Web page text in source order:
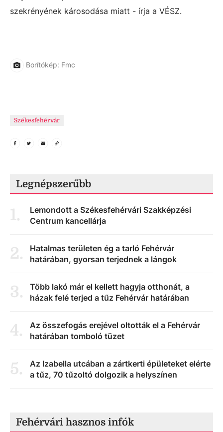
szekrényének károsodása miatt - írja a VÉSZ.
Borítókép: Fmc
Székesfehérvár
Legnépszerűbb
1.
Lemondott a Székesfehérvári Szakképzési
Centrum kancellárja
2.
Hatalmas területen ég a tarló Fehérvár
határában, gyorsan terjednek a lángok
3.
Több lakó már el kellett hagyja otthonát, a
házak felé terjed a tűz Fehérvár határában
4.
Az összefogás erejével oltották el a Fehérvár
határában tomboló tüzet
5.
Az Izabella utcában a zártkerti épületeket elérte
a tűz, 70 tűzoltó dolgozik a helyszínen
Fehérvári hasznos infók